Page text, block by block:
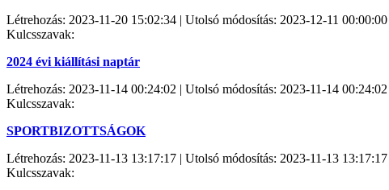
Létrehozás: 2023-11-20 15:02:34 | Utolsó módosítás: 2023-12-11 00:00:00
Kulcsszavak:
2024 évi kiállítási naptár
Létrehozás: 2023-11-14 00:24:02 | Utolsó módosítás: 2023-11-14 00:24:02
Kulcsszavak:
SPORTBIZOTTSÁGOK
Létrehozás: 2023-11-13 13:17:17 | Utolsó módosítás: 2023-11-13 13:17:17
Kulcsszavak: